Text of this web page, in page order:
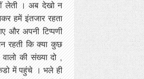
लेती । अब देखो न
हमें इंतजार रहता
और अपनी टिप्पणी
रहती कि क्या कुछ
की संख्या दो ,
में पहुंचे । भले ही